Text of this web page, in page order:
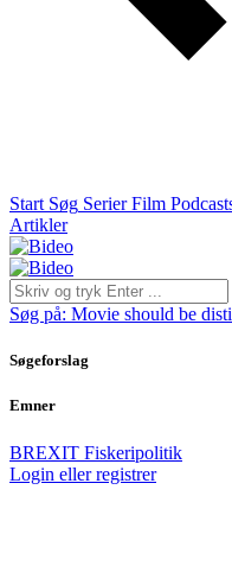
Start Søg Serier Film
Artikler
Søg på: Movie should be
Søgeforslag
Emner
BREXIT Fiskeripolitik
Login eller registrer